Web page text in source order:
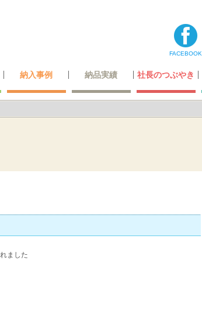
FACEBOOK
納入事例 納品実績 社長のつぶやき
ました